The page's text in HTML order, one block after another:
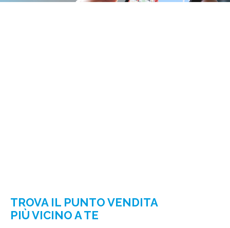
TROVA IL PUNTO VENDITA
PIÙ VICINO A TE